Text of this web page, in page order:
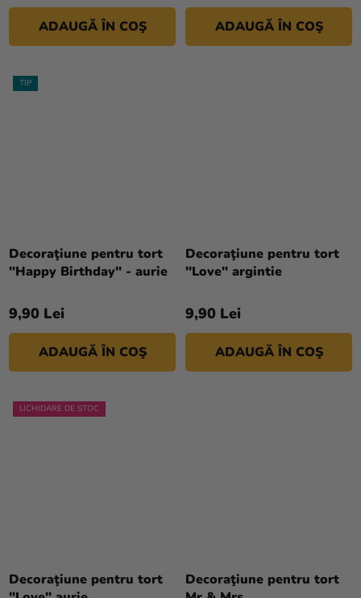
din
5
stele.
ADAUGĂ ÎN COŞ ADAUGĂ ÎN COŞ
TIP
Decoraţiune pentru tort
"Happy Birthday" - aurie
medie
a
produsului
din
5
stele.
9,90 Lei
ADAUGĂ ÎN COŞ
Decoraţiune pentru tort
"Love" argintie
9,90 Lei
ADAUGĂ ÎN COŞ
LICHIDARE DE STOC
Decoraţiune pentru tort
Decoraţiune pentru tort